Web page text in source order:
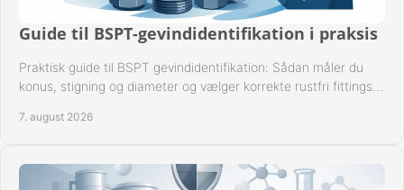
Guide til BSPT-gevindidentifikation i praksis
Praktisk guide til BSPT gevindidentifikation: Sådan måler du
konus, stigning og diameter og vælger korrekte rustfri fittings
7. august 2026